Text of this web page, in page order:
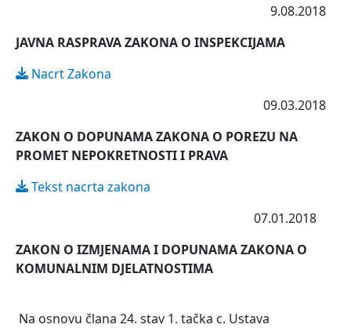
9.08.2018
JAVNA RASPRAVA ZAKONA O INSPEKCIJAMA
Nacrt Zakona
09.03.2018
ZAKON O DOPUNAMA ZAKONA O POREZU NA
PROMET NEPOKRETNOSTI I PRAVA
Tekst nacrta zakona
07.01.2018
ZAKON O IZMJENAMA I DOPUNAMA ZAKONA O
KOMUNALNIM DJELATNOSTIMA
Na osnovu člana 24. stav 1. tačka c. Ustava